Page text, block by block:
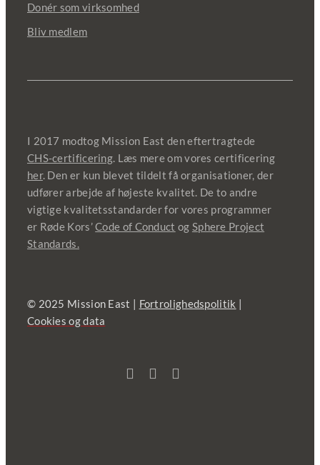
Donér som virksomhed
Bliv medlem
I 2017 modtog Mission East den eftertragtede
CHS-certificering. Læs mere om vores certificering
her. Den er kun blevet tildelt få organisationer, der
udfører arbejde af højeste kvalitet. De to andre
vigtige kvalitetsstandarder for vores programmer
er Røde Kors’Code of Conduct og Sphere Project
Standards.
© 2025 Mission East | Fortrolighedspolitik
Cookies og data